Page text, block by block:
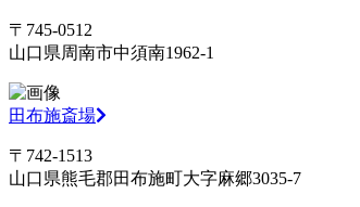
〒745-0512
山口県周南市中須南1962-1
田布施斎場
〒742-1513
山口県熊毛郡田布施町大字麻郷3035-7